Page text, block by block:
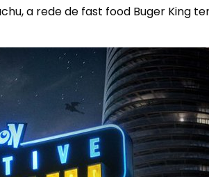
a rede de fast food Buger King